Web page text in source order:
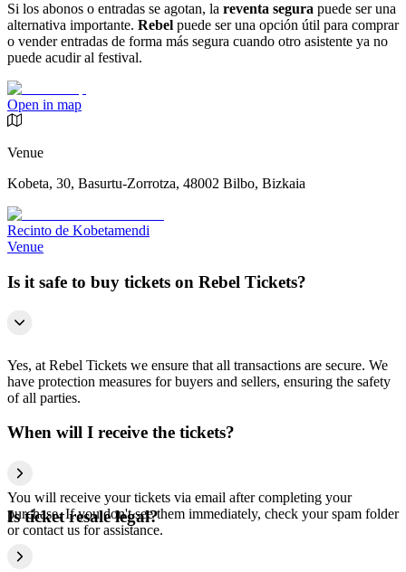
Si los abonos o entradas se agotan, la reventa segura puede ser una
alternativa importante. Rebel puede ser una opción útil para comprar
o vender entradas de forma más segura cuando otro asistente ya no
puede acudir al festival.
Open in map
Venue
Kobeta, 30, Basurtu-Zorrotza, 48002 Bilbo, Bizkaia
Recinto de Kobetamendi
Venue
Is it safe to buy tickets on Rebel Tickets?
Yes, at Rebel Tickets we ensure that all transactions are secure. We
have protection measures for buyers and sellers, ensuring the safety
of all parties.
When will I receive the tickets?
You will receive your tickets via email after completing your
purchase. If you don't see them immediately, check your spam folder
or contact us for assistance.
Is ticket resale legal?